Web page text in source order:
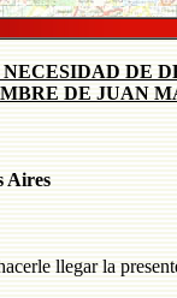
DE
DE JUAN
Aires
llegar la